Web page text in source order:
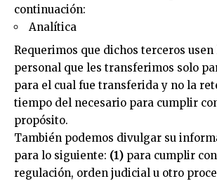
continuación:
Analítica
Requerimos que dichos terceros
personal que les transferimos solo
para el cual fue transferida y no la
tiempo del necesario para cumplir
propósito.
También podemos divulgar su
para lo siguiente: (1) para cumplir
regulación, orden judicial u otro